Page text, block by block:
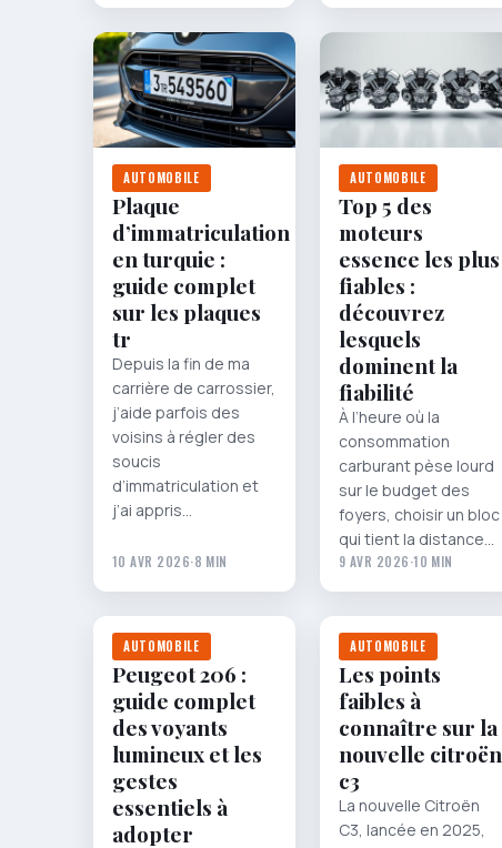
AUTOMOBILE
Plaque
d’immatriculation
en turquie :
guide complet
sur les plaques
tr
Depuis la fin de ma
carrière de carrossier,
j’aide parfois des
voisins à régler des
soucis
d’immatriculation et
j’ai appris…
10 AVR 2026·8 MIN
AUTOMOBILE
Top 5 des
moteurs
essence les plus
fiables :
découvrez
lesquels
dominent la
fiabilité
À l’heure où la
consommation
carburant pèse lourd
sur le budget des
foyers, choisir un bloc
qui tient la distance…
9 AVR 2026·10 MIN
AUTOMOBILE
Peugeot 206 :
guide complet
des voyants
lumineux et les
gestes
essentiels à
adopter
AUTOMOBILE
Les points
faibles à
connaître sur la
nouvelle citroën
c3
La nouvelle Citroën
C3, lancée en 2025,